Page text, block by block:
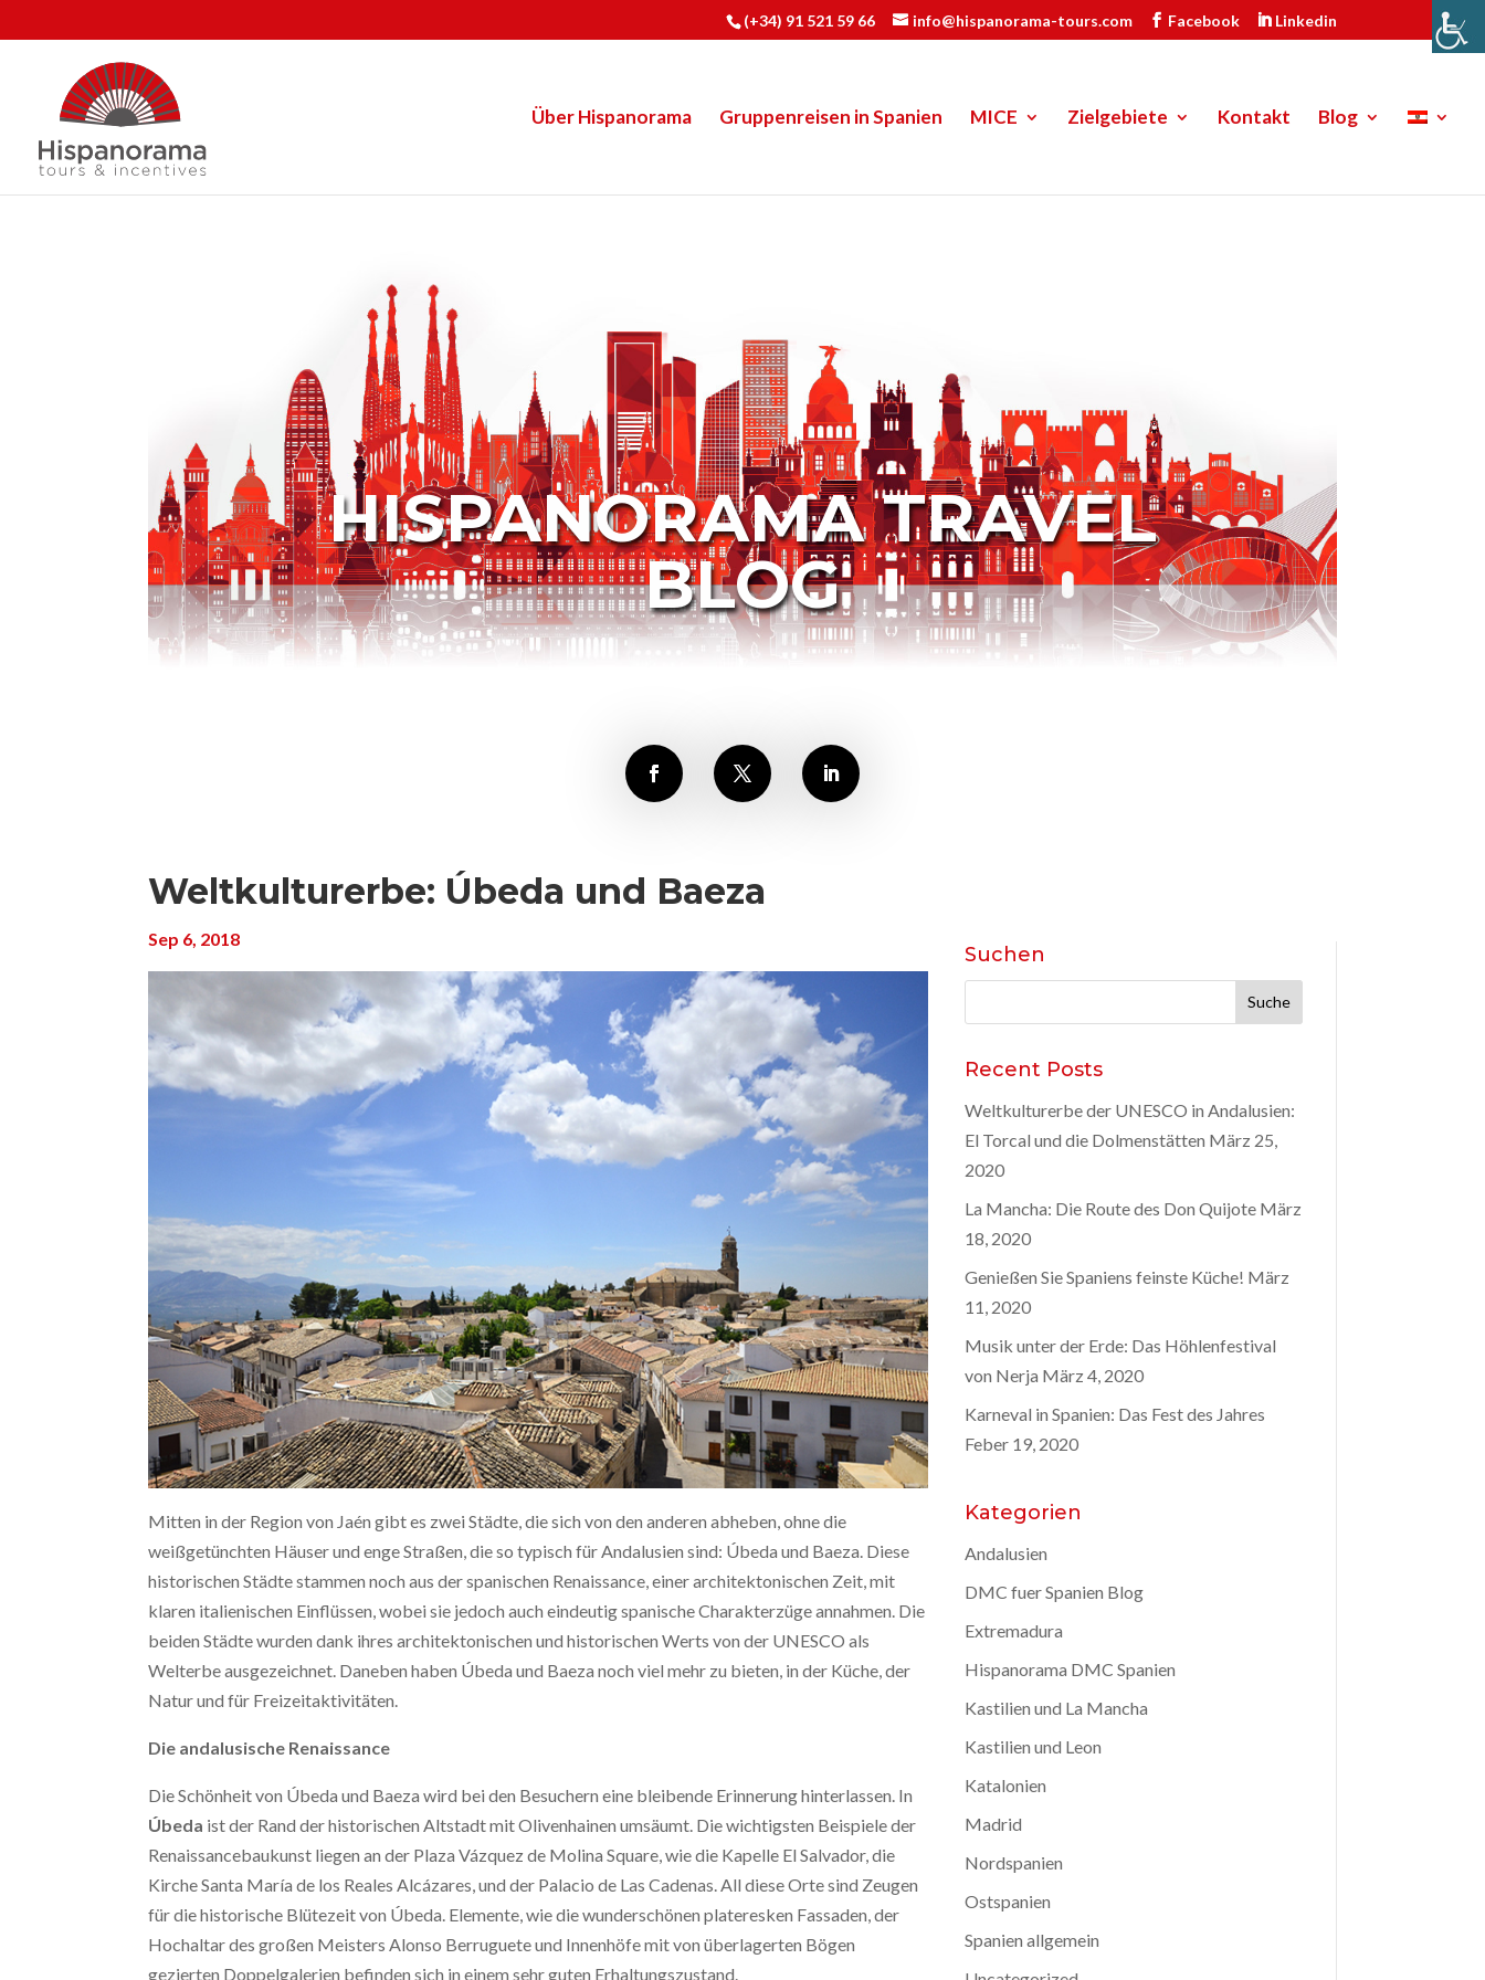
(+34) 91 521 59 66 info@hispanorama-tours.com Facebook Linkedin
Über Hispanorama Gruppenreisen in Spanien MICE Zielgebiete Kontakt Blog
HISPANORAMA TRAVEL
BLOG
Weltkulturerbe: Úbeda und Baeza
Sep 6, 2018
Mitten in der Region von Jaén gibt es zwei Städte, die sich von den anderen abheben, ohne die
weißgetünchten Häuser und enge Straßen, die so typisch für Andalusien sind: Úbeda und Baeza. Diese
historischen Städte stammen noch aus der spanischen Renaissance, einer architektonischen Zeit, mit
klaren italienischen Einflüssen, wobei sie jedoch auch eindeutig spanische Charakterzüge annahmen. Die
beiden Städte wurden dank ihres architektonischen und historischen Werts von der UNESCO als
Welterbe ausgezeichnet. Daneben haben Úbeda und Baeza noch viel mehr zu bieten, in der Küche, der
Natur und für Freizeitaktivitäten.
Die andalusische Renaissance
Die Schönheit von Úbeda und Baeza wird bei den Besuchern eine bleibende Erinnerung hinterlassen. In
Úbeda ist der Rand der historischen Altstadt mit Olivenhainen umsäumt. Die wichtigsten Beispiele der
Renaissancebaukunst liegen an der Plaza Vázquez de Molina Square, wie die Kapelle El Salvador, die
Kirche Santa María de los Reales Alcázares, und der Palacio de Las Cadenas. All diese Orte sind Zeugen
für die historische Blütezeit von Úbeda. Elemente, wie die wunderschönen plateresken Fassaden, der
Hochaltar des großen Meisters Alonso Berruguete und Innenhöfe mit von überlagerten Bögen
gezierten Doppelgalerien befinden sich in einem sehr guten Erhaltungszustand.
Suchen
nach:
Recent Posts
Weltkulturerbe der UNESCO in Andalusien:
El Torcal und die Dolmenstätten März 25,
2020
La Mancha: Die Route des Don Quijote März
18, 2020
Genießen Sie Spaniens feinste Küche! März
11, 2020
Musik unter der Erde: Das Höhlenfestival
von Nerja März 4, 2020
Karneval in Spanien: Das Fest des Jahres
Feber 19, 2020
Kategorien
Andalusien
DMC fuer Spanien Blog
Extremadura
Hispanorama DMC Spanien
Kastilien und La Mancha
Kastilien und Leon
Katalonien
Madrid
Nordspanien
Ostspanien
Spanien allgemein